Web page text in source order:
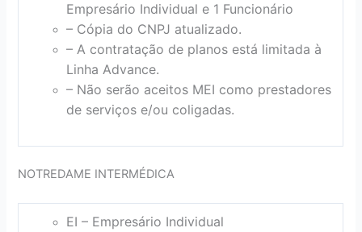
Empresário Individual e 1 Funcionário
– Cópia do CNPJ atualizado.
– A contratação de planos está limitada à
Linha Advance.
– Não serão aceitos MEI como prestadores
de serviços e/ou coligadas.
NOTREDAME INTERMÉDICA
EI – Empresário Individual